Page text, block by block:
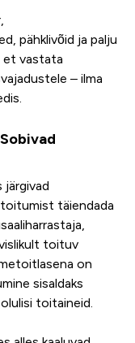
pähklivõid ja palju
et vastata
– ilma
järgivad
täiendada
toituv
on
sisaldaks
toitaineid.